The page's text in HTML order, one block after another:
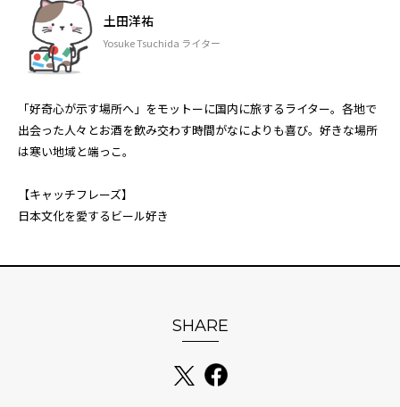
土田洋祐
Yosuke Tsuchida ライター
「好奇心が示す場所へ」をモットーに国内に旅するライター。各地で
出会った人々とお酒を飲み交わす時間がなによりも喜び。好きな場所
は寒い地域と端っこ。
【キャッチフレーズ】
日本文化を愛するビール好き
SHARE